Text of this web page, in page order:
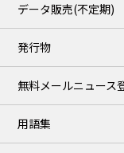
データ販売(不定期)
発行物
無料メールニュース
用語集